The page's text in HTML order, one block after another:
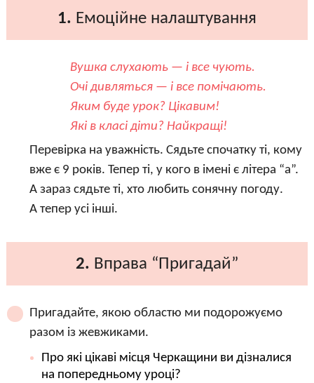
1. Емоційне налаштування
Вушка слухають — і все чують.
Очі дивляться — і все помічають.
Яким буде урок? Цікавим!
Які в класі діти? Найкращі!
Перевірка на уважність. Сядьте спочатку ті, кому
вже є 9 років. Тепер ті, у кого в імені є літера “а”.
А зараз сядьте ті, хто любить сонячну погоду.
А тепер усі інші.
2. Вправа “Пригадай”
Пригадайте, якою областю ми подорожуємо
разом із жевжиками.
Про які цікаві місця Черкащини ви дізналися
на попередньому уроці?